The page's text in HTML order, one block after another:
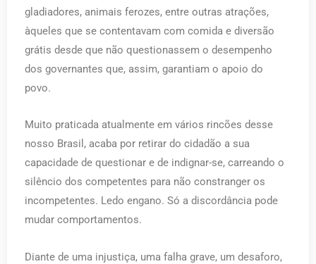
gladiadores, animais ferozes, entre outras atrações,
àqueles que se contentavam com comida e diversão
grátis desde que não questionassem o desempenho
dos governantes que, assim, garantiam o apoio do
povo.
Muito praticada atualmente em vários rincões desse
nosso Brasil, acaba por retirar do cidadão a sua
capacidade de questionar e de indignar-se, carreando o
silêncio dos competentes para não constranger os
incompetentes. Ledo engano. Só a discordância pode
mudar comportamentos.
Diante de uma injustiça, uma falha grave, um desaforo,